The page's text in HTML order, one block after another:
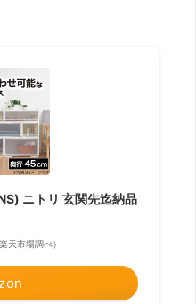
ニトリ 玄関先迄納品
天市場調べ）